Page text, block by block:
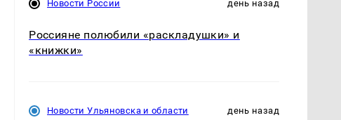
Новости России день назад
Россияне полюбили «раскладушки» и
«книжки»
Новости Ульяновска и области день назад